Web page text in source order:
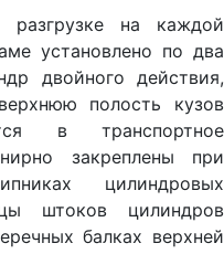
на каждой
установлено по два
двойного действия,
полость кузов
в транспортное
закреплены при
цилиндровых
штоков цилиндров
балках верхней